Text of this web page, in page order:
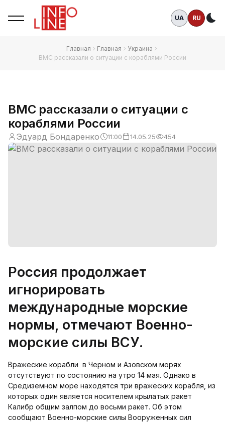
UA RU
Главная Главная
Украина
ВМС рассказали о ситуации с кораблями России
ВМС рассказали о ситуации с
кораблями России
Эдуард Бондаренко 11:00 14.05.25 454
Россия продолжает
игнорировать
международные морские
нормы, отмечают Военно-
морские силы ВСУ.
Вражеские корабли в Черном и Азовском морях
отсутствуют по состоянию на утро 14 мая. Однако в
Средиземном море находятся три вражеских корабля, из
которых один является носителем крылатых ракет
Калибр общим залпом до восьми ракет. Об этом
сообщают Военно-морские силы Вооруженных сил